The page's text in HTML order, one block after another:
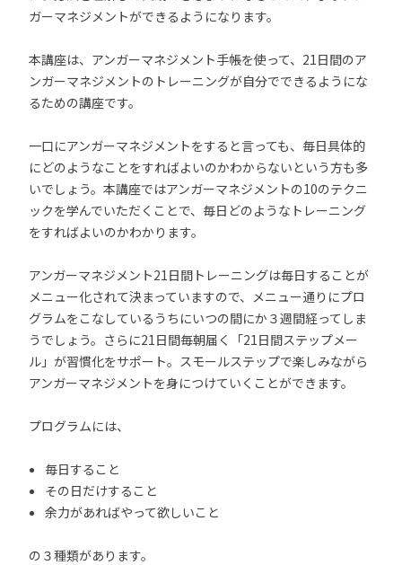
ガーマネジメントができるようになります。
本講座は、アンガーマネジメント手帳を使って、21日間のア
ンガーマネジメントのトレーニングが自分でできるようにな
るための講座です。
一口にアンガーマネジメントをすると言っても、毎日具体的
にどのようなことをすればよいのかわからないという方も多
いでしょう。本講座ではアンガーマネジメントの10のテクニ
ックを学んでいただくことで、毎日どのようなトレーニング
をすればよいのかわかります。
アンガーマネジメント21日間トレーニングは毎日することが
メニュー化されて決まっていますので、メニュー通りにプロ
グラムをこなしているうちにいつの間にか３週間経ってしま
うでしょう。さらに21日間毎朝届く「21日間ステップメー
ル」が習慣化をサポート。スモールステップで楽しみながら
アンガーマネジメントを身につけていくことができます。
プログラムには、
毎日すること
その日だけすること
余力があればやって欲しいこと
の３種類があります。